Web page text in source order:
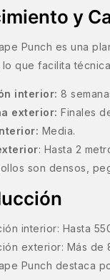
y
Punch es una
que facilita
interior: 8
exterior: Finales
Media.
: Hasta 2
son densos,
interior: Hasta
exterior: Más de
Punch destaca